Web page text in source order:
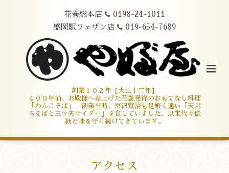
花巻総本店
0198-24-1011
盛岡駅フェザン店
019-654-7689
創業１０２年【大正十二年】
４００年前、お殿様へ差上げた花巻発祥のおもてなし料理
「わんこそば」 創業当時、宮沢賢治も足繁く通い「天ぷ
らそばと三ツ矢サイダー」を食していました。以来代々伝
統と味を守り続けてきています。
アクセス